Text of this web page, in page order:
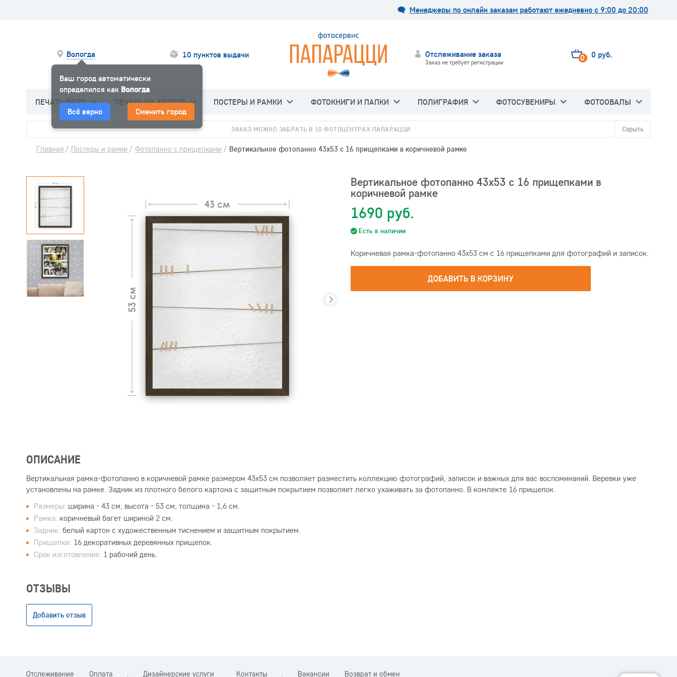
Менеджеры по онлайн заказам работают ежедневно с 9:00 до 20:00
Вологда
Ваш город автоматически
определился как Вологда
Всё верно Сменить город
10 пунктов выдачи Отслеживание заказа
Заказ не требует регистрации 0 0 руб.
ПЕЧАТЬ ФОТО ПЕЧАТЬ НА ХОЛСТЕ ПОСТЕРЫ И РАМКИ ФОТОКНИГИ И ПАПКИ ПОЛИГРАФИЯ ФОТОСУВЕНИРЫ ФОТООВАЛЫ
ЗАКАЗ МОЖНО ЗАБРАТЬ В 10 ФОТОЦЕНТРАХ ПАПАРАЦЦИ Скрыть
Главная / Постеры и рамки / Фотопанно с прищепками / Вертикальное фотопанно 43х53 с 16 прищепками в коричневой рамке
Вертикальное фотопанно 43х53 с 16 прищепками в
коричневой рамке
1690 руб.
Есть в наличии
Коричневая рамка-фотопанно 43х53 см с 16 прищепками для фотографий и записок.
ДОБАВИТЬ В КОРЗИНУ
ОПИСАНИЕ
Вертикальная рамка-фотопанно в коричневой рамке размером 43х53 см позволяет разместить коллекцию фотографий, записок и важных для вас воспоминаний. Веревки уже
установлены на рамке. Задник из плотного белого картона с защитным покрытием позволяет легко ухаживать за фотопанно. В комлекте 16 прищепок.
Размеры: ширина - 43 см, высота - 53 см, толщина - 1,6 см.
Рамка: коричневый багет шириной 2 см.
Задник: белый картон с художественным тиснением и защитным покрытием.
Прищепки: 16 декоративных деревянных прищепок.
Срок изготовления: 1 рабочий день.
ОТЗЫВЫ
Добавить отзыв
Отслеживание Оплата Дизайнерские услуги Контакты Вакансии Возврат и обмен